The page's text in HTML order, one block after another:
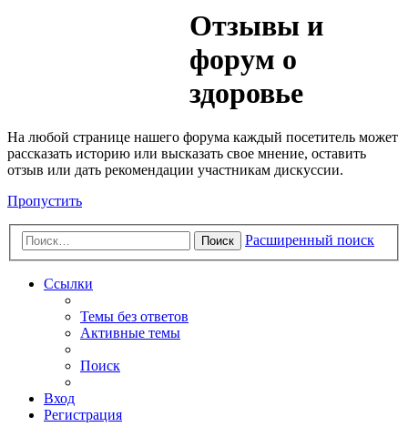
Отзывы и
форум о
здоровье
На любой странице нашего форума каждый посетитель может
рассказать историю или высказать свое мнение, оставить
отзыв или дать рекомендации участникам дискуссии.
Пропустить
Поиск Расширенный поиск
Ссылки
Темы без ответов
Активные темы
Поиск
Вход
Регистрация